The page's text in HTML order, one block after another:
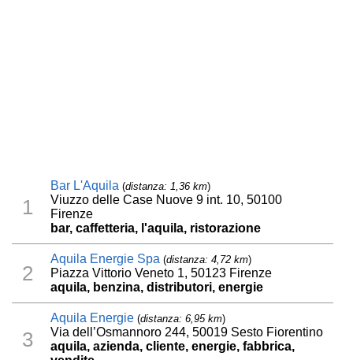
1
Bar L'Aquila (distanza: 1,36 km)
Viuzzo delle Case Nuove 9 int. 10, 50100
Firenze
bar, caffetteria, l'aquila, ristorazione
2
Aquila Energie Spa (distanza: 4,72 km)
Piazza Vittorio Veneto 1, 50123 Firenze
aquila, benzina, distributori, energie
3
Aquila Energie (distanza: 6,95 km)
Via dell’Osmannoro 244, 50019 Sesto Fiorentino
aquila, azienda, cliente, energie, fabbrica,